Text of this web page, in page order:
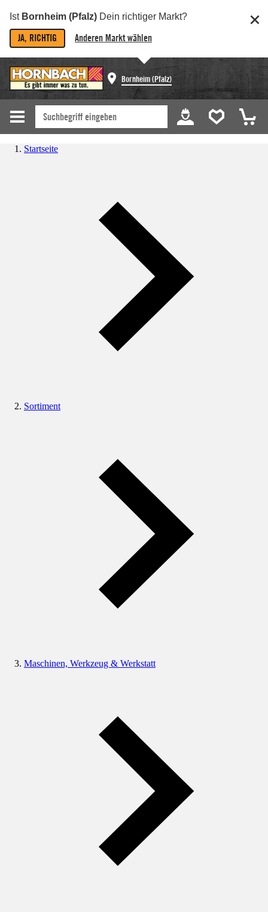
Ist Bornheim (Pfalz) Dein richtiger Markt?
JA, RICHTIG Anderen Markt wählen
Bornheim (Pfalz)
Startseite
Sortiment
Maschinen, Werkzeug & Werkstatt